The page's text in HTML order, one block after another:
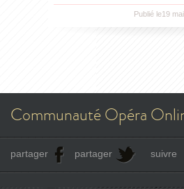
Publié le19 mai
Communauté Opéra
partager partager suivre